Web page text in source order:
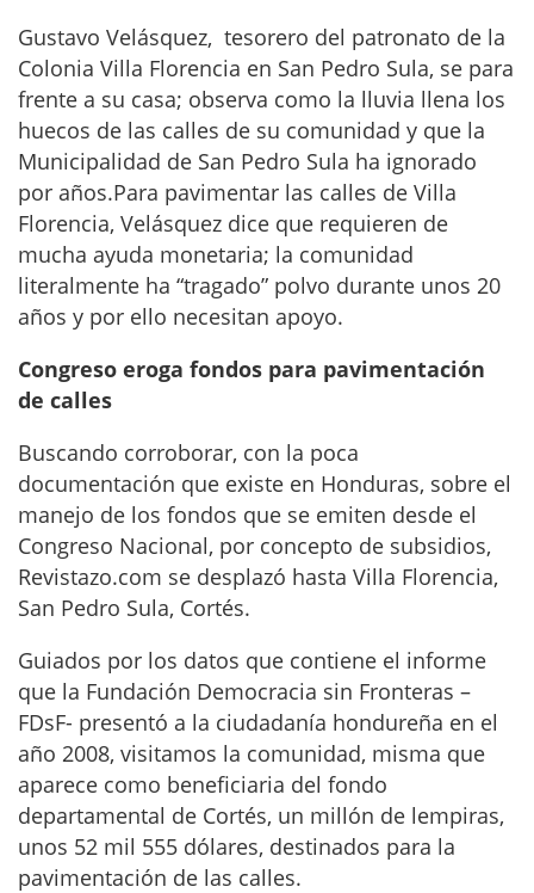
Gustavo Velásquez, tesorero del patronato de la
Colonia Villa Florencia en San Pedro Sula, se para
frente a su casa; observa como la lluvia llena los
huecos de las calles de su comunidad y que la
Municipalidad de San Pedro Sula ha ignorado
por años.Para pavimentar las calles de Villa
Florencia, Velásquez dice que requieren de
mucha ayuda monetaria; la comunidad
literalmente ha “tragado” polvo durante unos 20
años y por ello necesitan apoyo.
Congreso eroga fondos para pavimentación
de calles
Buscando corroborar, con la poca
documentación que existe en Honduras, sobre el
manejo de los fondos que se emiten desde el
Congreso Nacional, por concepto de subsidios,
Revistazo.com se desplazó hasta Villa Florencia,
San Pedro Sula, Cortés.
Guiados por los datos que contiene el informe
que la Fundación Democracia sin Fronteras –
FDsF- presentó a la ciudadanía hondureña en el
año 2008, visitamos la comunidad, misma que
aparece como beneficiaria del fondo
departamental de Cortés, un millón de lempiras,
unos 52 mil 555 dólares, destinados para la
pavimentación de las calles.